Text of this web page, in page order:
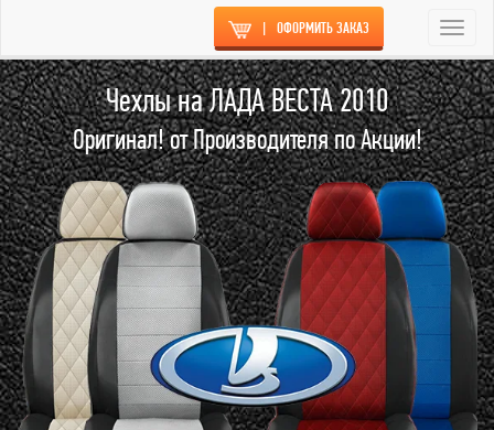
| ОФОРМИТЬ ЗАКАЗ
Чехлы на ЛАДА ВЕСТА 2010
Оригинал! от Производителя по Акции!